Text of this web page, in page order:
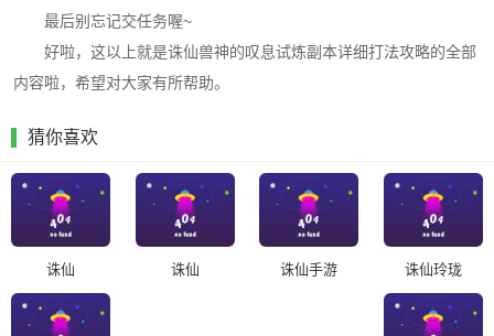
最后别忘记交任务喔~
好啦，这以上就是诛仙兽神的叹息试炼副本详细打法攻略的全部
内容啦，希望对大家有所帮助。
猜你喜欢
诛仙 诛仙 诛仙手游 诛仙玲珑